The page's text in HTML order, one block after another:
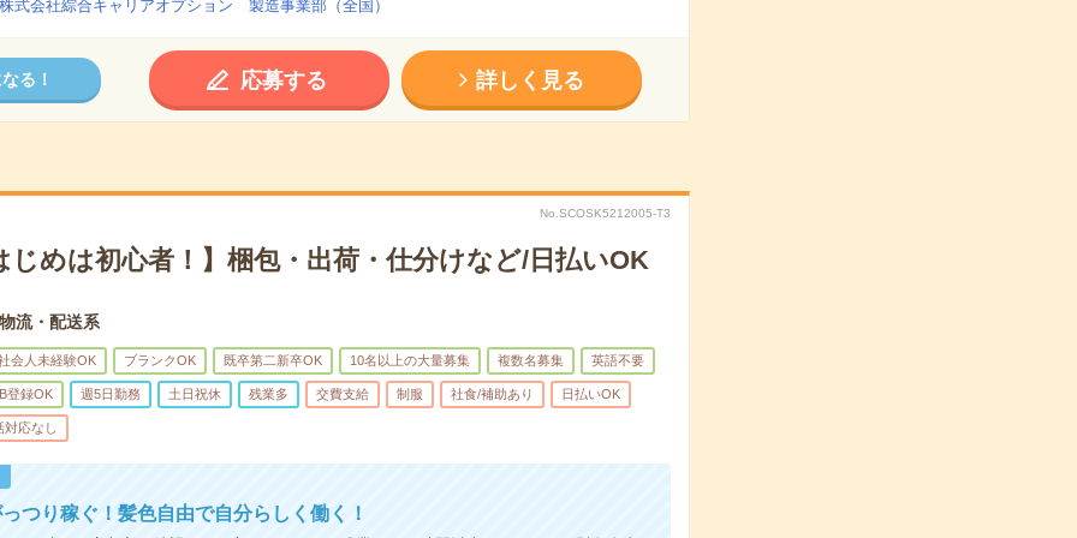
株式会社綜合キャリアオプション 製造事業部（全国）
る！ 応募する 詳しく見る
No.SCOSK5212005-T3
じめは初心者！】梱包・出荷・仕分けなど/日払いOK
流・配送系
会人未経験OK ブランクOK 既卒第二新卒OK 10名以上の大量募集 複数名募集 英語不要
登録OK 週5日勤務 土日祝休 残業多 交費支給 制服 社食/補助あり 日払いOK
対応なし
つり稼ぐ！髪色自由で自分らしく働く！